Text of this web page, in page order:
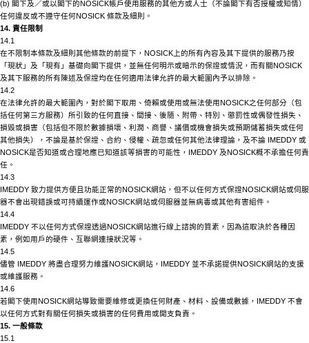
(b) 閣下及／或以閣下的NOSICK帳戶使用服務的其他方或人士（不論閣下有否授權或知情）
任何違反或不遵守任何NOSICK 條款及細則。
14. 責任限制
14.1
在不限制本條款及細則其他條款的前提下， NOSICK 上的所有內容及其下提供的服務乃按
「現狀」及「現有」基礎向閣下提供，並無任何明示或暗示的保證或情況，而有關NOSICK
及其下服務的所有陳述及保證均在任何適用法律允許的最大範圍內予以排除。
14.2
在法律允許的最大範圍內，對於閣下取用、倚賴或使用或無法使用NOSICK之任何部分（包
括任何第三方服務）所引致的任何直接、間接、後隨、附帶、特別、懲罰性或偶發性損失、
損毀或損害（包括但不限於數據損壞、利潤、商譽、議價或機會損失或預期儲蓄損失或任何
其他損失），不論是基於保證、合約、侵權、疏忽或任何其他法律理論，及不論 IMEDDY 或
NOSICK是否知道或合理地應已知道該等損害的可能性， IMEDDY 及NOSICK概不承擔任何責
任。
14.3
IMEDDY 致力提供方便且功能正常的NOSICK網站，但不以任何方式保證NOSICK網站或伺服
器不會出現錯誤或可持續運作或NOSICK網站或伺服器並無病毒或其他有害組件。
14.4
IMEDDY 不以任何方式保證透過NOSICK網站進行線上諮詢的質素，因為這取決於各種因
素，例如用戶的硬件、互聯網連接狀況等。
14.5
儘管 IMEDDY 將盡合理努力維護NOSICK網站， IMEDDY 並不承諾提供NOSICK網站的支援
或維護服務。
14.6
若閣下使用NOSICK網站導致需要維修或更換任何財產、材料、設備或數據， IMEDDY 不會
以任何方式對有關任何損失或損害的任何費用或開支負責。
15. 一般條款
15.1